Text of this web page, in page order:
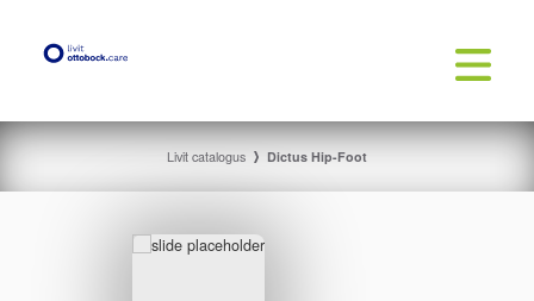
Livit catalogus Dictus Hip-Foot